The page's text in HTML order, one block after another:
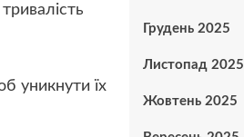
уникнути їх
Грудень 2025
Листопад 2025
Жовтень 2025